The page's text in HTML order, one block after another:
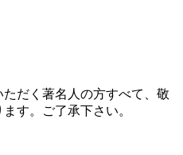
だく著名人の方すべて、敬
す。ご了承下さい。